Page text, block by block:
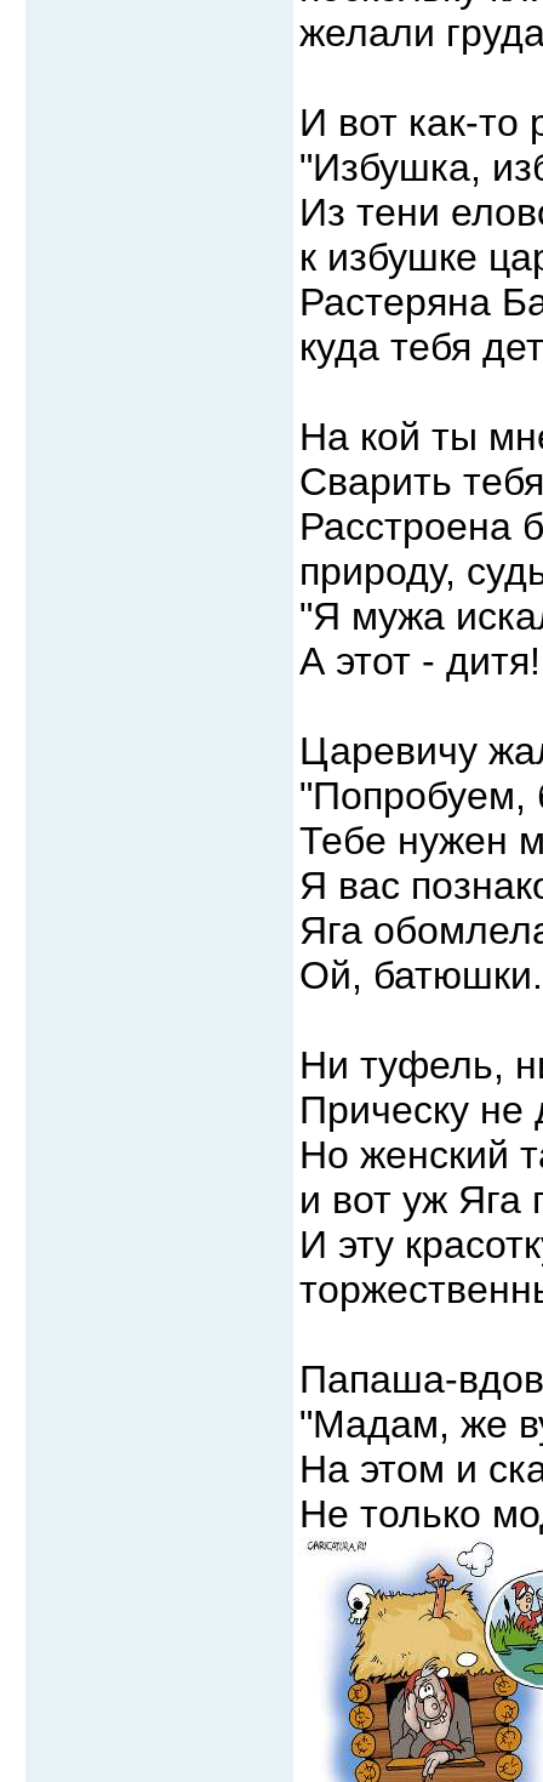
желали
И вот как-то
"Избушка,
Из тени
к избушке
Растеряна
куда тебя
На кой ты
Сварить
Расстроена
природу,
"Я мужа
А этот -
Царевичу
"Попробуем,
Тебе нужен
Я вас
Яга
Ой,
Ни туфель,
Прическу не
Но женский
и вот уж Яга
И эту
Папаша-
"Мадам, же
На этом и
Не только